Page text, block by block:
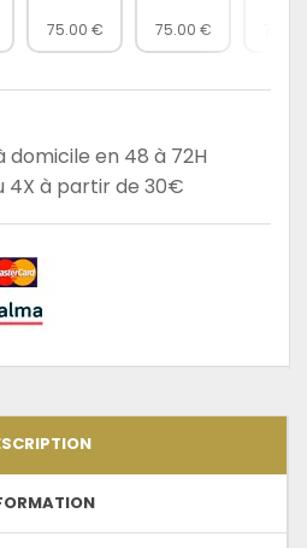
75.00 € 75.00 €
domicile en 48 à 72H
4X à partir de 30€